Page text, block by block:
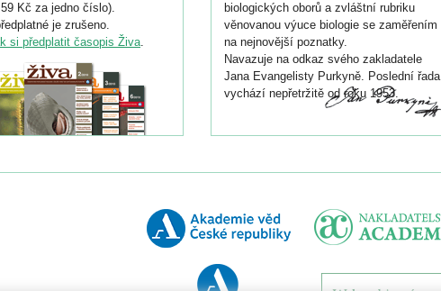
Kč za jedno číslo).
je zrušeno.
si předplatit časopis Živa.
biologických oborů a zvláštní rubriku
věnovanou výuce biologie se zaměřením
na nejnovější poznatky.
Navazuje na odkaz svého zakladatele
Jana Evangelisty Purkyně. Poslední řada
vychází nepřetržitě od roku 1953.